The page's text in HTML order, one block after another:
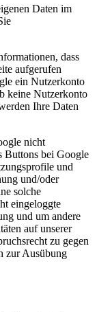
Daten im
dass
aufgerufen
ein Nutzerkonto
keine Nutzerkonto
Ihre Daten
nicht
Buttons bei Google
und
und/oder
solche
eingeloggte
und um andere
auf unserer
zu gegen
zur Ausübung